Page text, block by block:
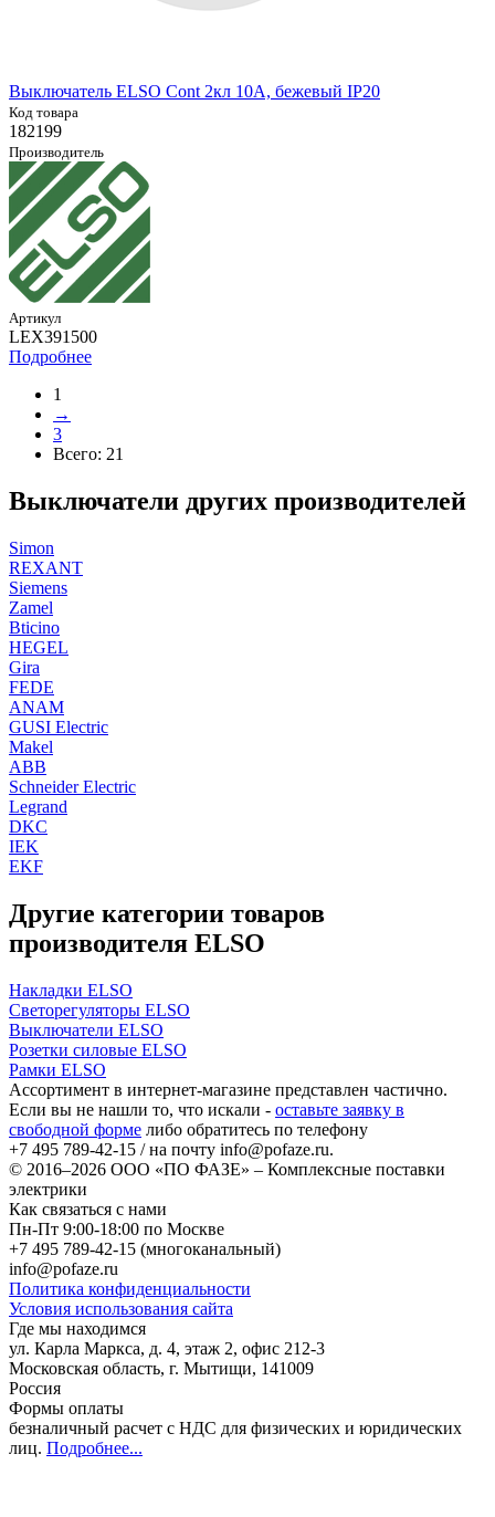
Выключатель ELSO Cont 2кл 10А, бежевый IP20
Код товара
182199
Производитель
Артикул
LEX391500
Подробнее
1
→
3
Всего: 21
Выключатели других производителей
Simon
REXANT
Siemens
Zamel
Bticino
HEGEL
Gira
FEDE
ANAM
GUSI Electric
Makel
ABB
Schneider Electric
Legrand
DKC
IEK
EKF
Другие категории товаров
производителя ELSO
Накладки ELSO
Светорегуляторы ELSO
Выключатели ELSO
Розетки силовые ELSO
Рамки ELSO
Ассортимент в интернет-магазине представлен частично.
Если вы не нашли то, что искали - оставьте заявку в
свободной форме либо обратитесь по телефону
+7 495 789-42-15 / на почту info@pofaze.ru.
© 2016–2026 ООО «ПО ФАЗЕ» – Комплексные поставки
электрики
Как связаться с нами
Пн-Пт 9:00-18:00 по Москве
+7 495 789-42-15 (многоканальный)
info@pofaze.ru
Политика конфиденциальности
Условия использования сайта
Где мы находимся
ул. Карла Маркса, д. 4, этаж 2, офис 212-3
Московская область, г. Мытищи, 141009
Россия
Формы оплаты
безналичный расчет с НДС для физических и юридических
лиц. Подробнее...